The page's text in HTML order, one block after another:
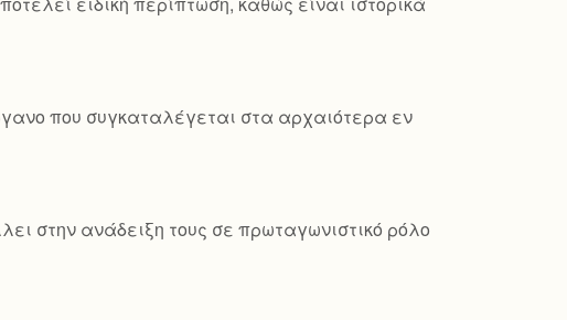
που συγκαταλέγεται στα αρχαιότερα εν
στην ανάδειξη τους σε πρωταγωνιστικό ρόλο